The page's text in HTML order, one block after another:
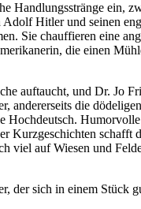
Handlungsstränge ein,
Hitler und seinen
Sie chauffieren eine
die einen
auftaucht, und Dr. Jo
andererseits die
Hochdeutsch.
Kurzgeschichten
viel auf Wiesen und
der sich in einem Stück